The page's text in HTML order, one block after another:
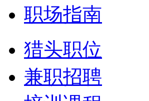
职场指南
猎头职位
兼职招聘